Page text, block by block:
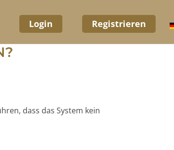
Login Registrieren
dass das System kein